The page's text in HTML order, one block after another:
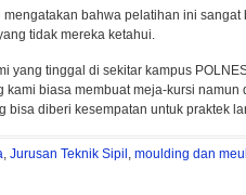
bahwa pelatihan ini
tidak mereka ketahui.
yang tinggal di sekitar kampus
kami biasa membuat meja-kursi namun
bisa diberi kesempatan untuk praktek
, Jurusan Teknik Sipil , moulding dan